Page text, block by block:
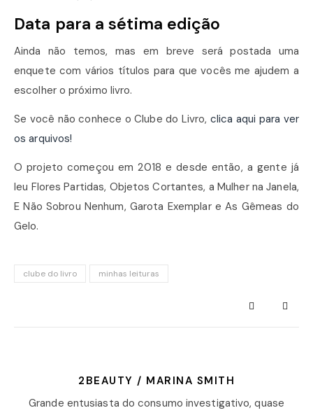
Data para a sétima edição
Ainda não temos, mas em breve será postada uma
enquete com vários títulos para que vocês me ajudem a
escolher o próximo livro.
Se você não conhece o Clube do Livro, clica aqui para ver
os arquivos!
O projeto começou em 2018 e desde então, a gente já
leu Flores Partidas, Objetos Cortantes, a Mulher na Janela,
E Não Sobrou Nenhum, Garota Exemplar e As Gêmeas do
Gelo.
clube do livro minhas leituras
2BEAUTY / MARINA SMITH
Grande entusiasta do consumo investigativo, quase